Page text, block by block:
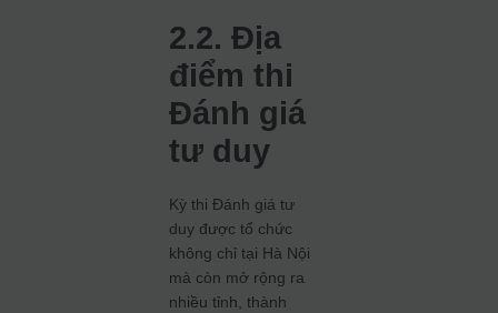
2.2. Địa
điểm thi
Đánh giá
tư duy
Kỳ thi Đánh giá tư
duy được tổ chức
không chỉ tại Hà Nội
mà còn mở rộng ra
nhiều tỉnh, thành